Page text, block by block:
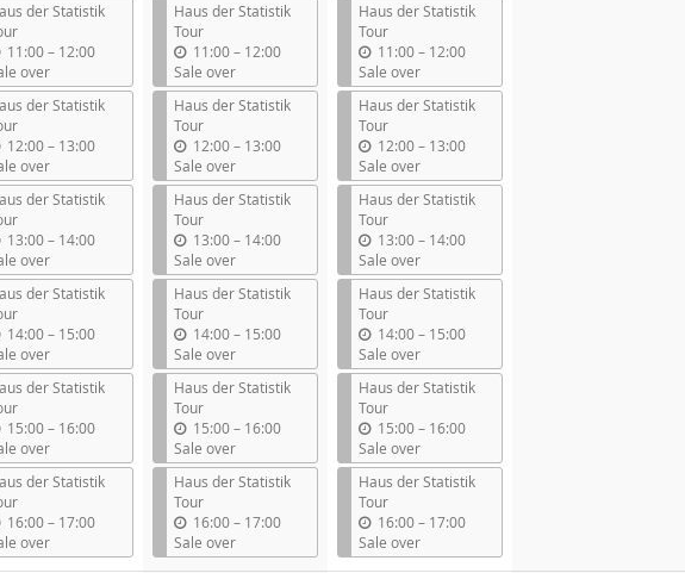
der Statistik
11:00–u
t
i
12:00
over
der Statistik
12:00–u
t
i
13:00
over
der Statistik
13:00–u
t
i
14:00
over
der Statistik
14:00–u
t
i
15:00
over
der Statistik
15:00–u
t
i
16:00
over
der Statistik
16:00–u
t
17:00
over
Haus der Statistik
Tour
11:00–u
t
i
12:00
Sale over
Haus der Statistik
Tour
12:00–u
t
i
13:00
Sale over
Haus der Statistik
Tour
13:00–u
t
i
14:00
Sale over
Haus der Statistik
Tour
14:00–u
t
i
15:00
Sale over
Haus der Statistik
Tour
15:00–u
t
i
16:00
Sale over
Haus der Statistik
Tour
16:00–u
t
17:00
Sale over
Haus der Statistik
Tour
11:00–u
t
i
12:00
Sale over
Haus der Statistik
Tour
12:00–u
t
i
13:00
Sale over
Haus der Statistik
Tour
13:00–u
t
i
14:00
Sale over
Haus der Statistik
Tour
14:00–u
t
i
15:00
Sale over
Haus der Statistik
Tour
15:00–u
t
i
16:00
Sale over
Haus der Statistik
Tour
16:00–u
t
17:00
Sale over